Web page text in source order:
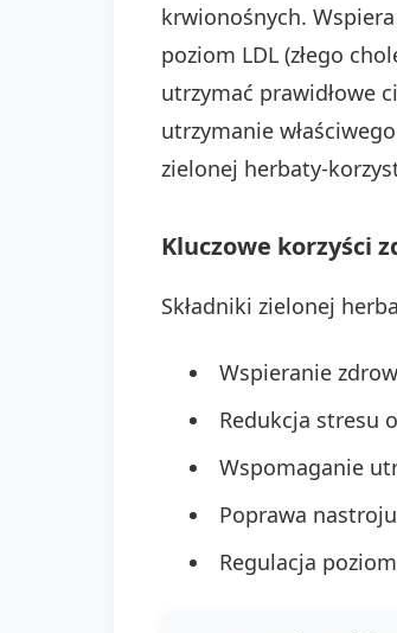
krwionośnych.
poziom LDL (złego
utrzymać prawidłowe
utrzymanie
zielonej herbaty-
Kluczowe korzyści
Składniki zielonej
Wspieranie
Redukcja stresu
Wspomaganie
Poprawa
Regulacja